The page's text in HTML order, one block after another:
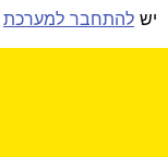
יש להתחבר למערכת